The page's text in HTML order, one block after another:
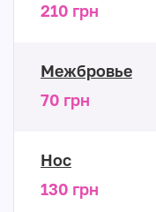
210 грн
Межбровье
70 грн
Нос
130 грн